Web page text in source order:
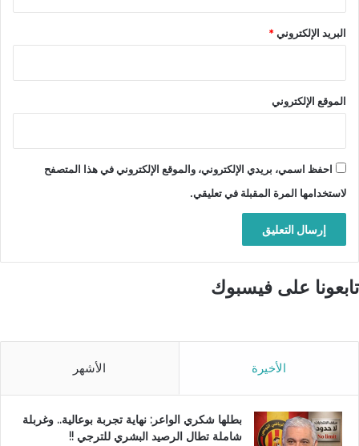
البريد الإلكتروني*
الموقع الإلكتروني
احفظ اسمي، بريدي الإلكتروني، والموقع الإلكتروني في هذا المتصفح
لاستخدامها المرة المقبلة في تعليقي.
تابعونا على فيسبوك
الأخيرة الأشهر
بطلها شكري الواعر: نهاية تجربة بوعالية.. وغربلة
شاملة تطال الرصيد البشري للترجي !!